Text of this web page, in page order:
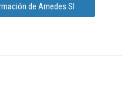
de Amedes Sl